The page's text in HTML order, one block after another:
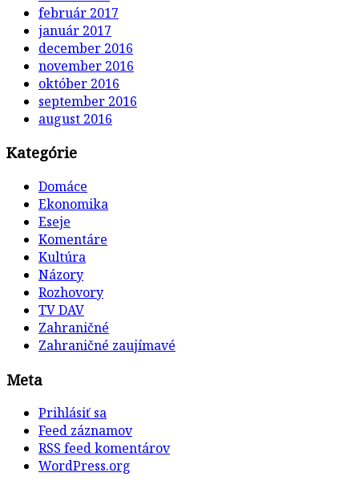
február 2017
január 2017
december 2016
november 2016
október 2016
september 2016
august 2016
Kategórie
Domáce
Ekonomika
Eseje
Komentáre
Kultúra
Názory
Rozhovory
TV DAV
Zahraničné
Zahraničné zaujímavé
Meta
Prihlásiť sa
Feed záznamov
RSS feed komentárov
WordPress.org